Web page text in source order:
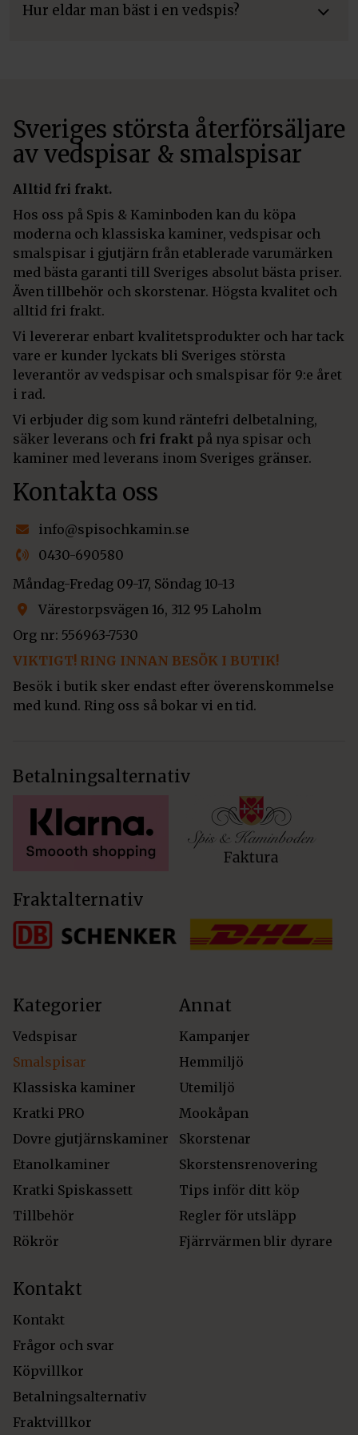
Hur eldar man bäst i en vedspis?
Sveriges största återförsäljare
av vedspisar & smalspisar
Alltid fri frakt.
Hos oss på Spis & Kaminboden kan du köpa
moderna och klassiska kaminer, vedspisar och
smalspisar i gjutjärn från etablerade varumärken
med bästa garanti till Sveriges absolut bästa priser.
Även tillbehör och skorstenar. Högsta kvalitet och
alltid fri frakt.
Vi levererar enbart kvalitetsprodukter och har tack
vare er kunder lyckats bli Sveriges största
leverantör av vedspisar och smalspisar för 9:e året
i rad.
Vi erbjuder dig som kund räntefri delbetalning,
säker leverans och fri frakt på nya spisar och
kaminer med leverans inom Sveriges gränser.
Kontakta oss
info@spisochkamin.se
0430-690580
Måndag-Fredag 09-17, Söndag 10-13
Värestorpsvägen 16, 312 95 Laholm
Org nr: 556963-7530
VIKTIGT! RING INNAN BESÖK I BUTIK!
Besök i butik sker endast efter överenskommelse
med kund. Ring oss så bokar vi en tid.
Betalningsalternativ
Fraktalternativ
Kategorier
Vedspisar
Smalspisar
Klassiska kaminer
Kratki PRO
Dovre gjutjärnskaminer
Etanolkaminer
Kratki Spiskassett
Tillbehör
Rökrör
Annat
Kampanjer
Hemmiljö
Utemiljö
Mookåpan
Skorstenar
Skorstensrenovering
Tips inför ditt köp
Regler för utsläpp
Fjärrvärmen blir dyrare
Kontakt
Kontakt
Frågor och svar
Köpvillkor
Betalningsalternativ
Fraktvillkor